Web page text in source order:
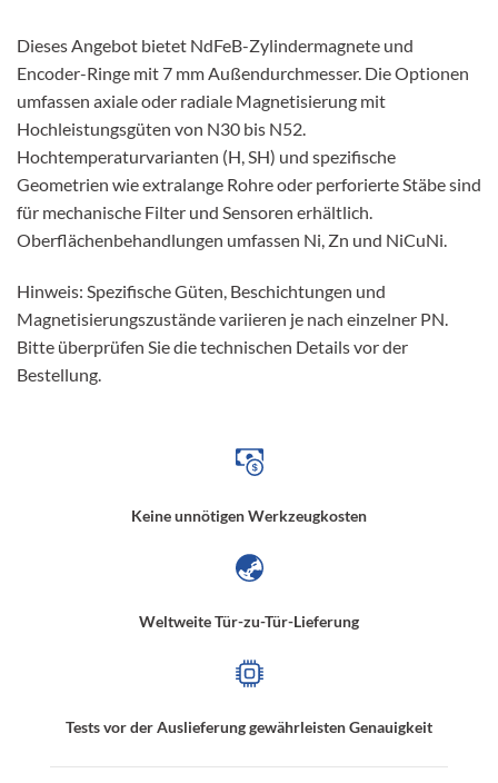
Dieses Angebot bietet NdFeB-Zylindermagnete und
Encoder-Ringe mit 7 mm Außendurchmesser. Die Optionen
umfassen axiale oder radiale Magnetisierung mit
Hochleistungsgüten von N30 bis N52.
Hochtemperaturvarianten (H, SH) und spezifische
Geometrien wie extralange Rohre oder perforierte Stäbe sind
für mechanische Filter und Sensoren erhältlich.
Oberflächenbehandlungen umfassen Ni, Zn und NiCuNi.
Hinweis: Spezifische Güten, Beschichtungen und
Magnetisierungszustände variieren je nach einzelner PN.
Bitte überprüfen Sie die technischen Details vor der
Bestellung.
Keine unnötigen Werkzeugkosten
Weltweite Tür-zu-Tür-Lieferung
Tests vor der Auslieferung gewährleisten Genauigkeit